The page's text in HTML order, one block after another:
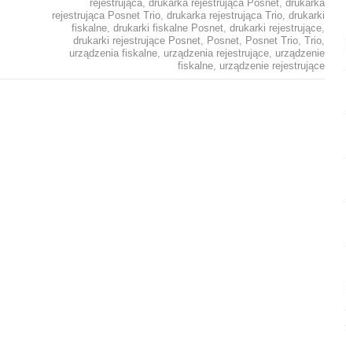
rejestrująca, drukarka rejestrująca Posnet, drukarka
rejestrująca Posnet Trio, drukarka rejestrująca Trio, drukarki
fiskalne, drukarki fiskalne Posnet, drukarki rejestrujące,
drukarki rejestrujące Posnet, Posnet, Posnet Trio, Trio,
urządzenia fiskalne, urządzenia rejestrujące, urządzenie
fiskalne, urządzenie rejestrujące